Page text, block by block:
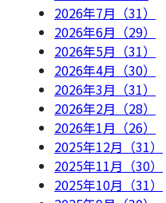
2026年7月（31）
2026年6月（29）
2026年5月（31）
2026年4月（30）
2026年3月（31）
2026年2月（28）
2026年1月（26）
2025年12月（31）
2025年11月（30）
2025年10月（31）